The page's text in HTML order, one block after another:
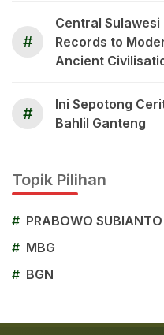
#
Central Sulawesi
Records to
Ancient
#
Ini Sepotong
Bahlil Ganteng
Topik Pilihan
# PRABOWO SUBIANTO
# MBG
# BGN